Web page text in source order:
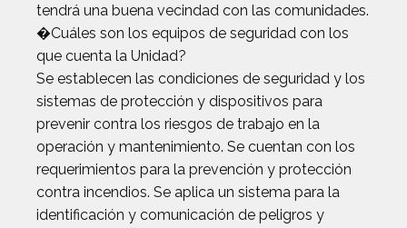
tendrá una buena vecindad con las comunidades.
�Cuáles son los equipos de seguridad con los
que cuenta la Unidad?
Se establecen las condiciones de seguridad y los
sistemas de protección y dispositivos para
prevenir contra los riesgos de trabajo en la
operación y mantenimiento. Se cuentan con los
requerimientos para la prevención y protección
contra incendios. Se aplica un sistema para la
identificación y comunicación de peligros y